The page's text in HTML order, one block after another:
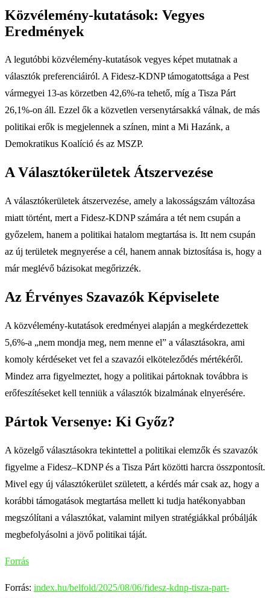
Közvélemény-kutatások: Vegyes
Eredmények
A legutóbbi közvélemény-kutatások vegyes képet mutatnak a
választók preferenciáiról. A Fidesz-KDNP támogatottsága a Pest
vármegyei 13-as körzetben 42,6%-ra tehető, míg a Tisza Párt
26,1%-on áll. Ezzel ők a közvetlen versenytársakká válnak, de más
politikai erők is megjelennek a színen, mint a Mi Hazánk, a
Demokratikus Koalíció és az MSZP.
A Választókerületek Átszervezése
A választókerületek átszervezése, amely a lakosságszám változása
miatt történt, mert a Fidesz-KDNP számára a tét nem csupán a
győzelem, hanem a politikai hatalom megtartása is. Itt nem csupán
az új területek megnyerése a cél, hanem annak biztosítása is, hogy a
már meglévő bázisokat megőrizzék.
Az Érvényes Szavazók Képviselete
A közvélemény-kutatások eredményei alapján a megkérdezettek
5,6%-a „nem mondja meg, nem menne el” a választásokra, ami
komoly kérdéseket vet fel a szavazói elköteleződés mértékéről.
Mindez arra figyelmeztet, hogy a politikai pártoknak továbbra is
erőfeszítéseket kell tenniük a választók bizalmának elnyerésére.
Pártok Versenye: Ki Győz?
A közelgő választásokra tekintettel a politikai elemzők és szavazók
figyelme a Fidesz–KDNP és a Tisza Párt közötti harcra összpontosít.
Mivel egy új választókerület született, a kérdés már csak az, hogy a
korábbi támogatások megtartása mellett ki tudja hatékonyabban
megszólítani a választókat, valamint milyen stratégiákkal próbálják
megbefolyásolni a jövő politikai táját.
Forrás
Forrás: index.hu/belfold/2025/08/06/fidesz-kdnp-tisza-part-